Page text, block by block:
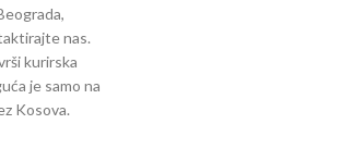
nas.
kurirska
je samo na
Kosova.